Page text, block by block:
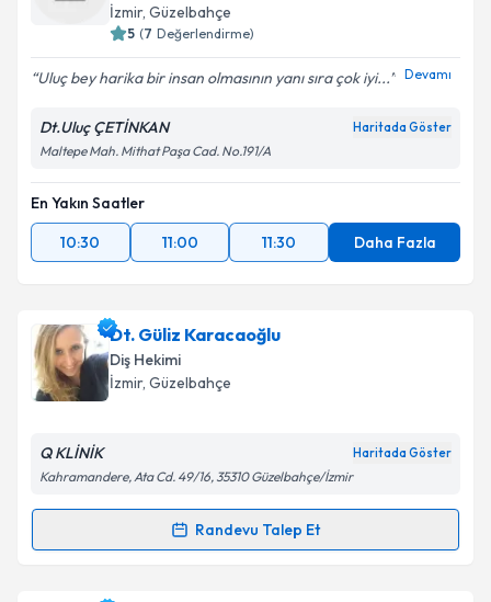
İzmir, Güzelbahçe
5 (7 Değerlendirme)
Uluç bey harika bir insan olmasının yanı sıra çok iyi... Devamı
Dt.Uluç ÇETİNKAN Haritada Göster
Maltepe Mah. Mithat Paşa Cad. No.191/A
En Yakın Saatler
10:30
11:00 11:30 Daha Fazla
Dt. Güliz Karacaoğlu
Diş Hekimi
İzmir, Güzelbahçe
Q KLİNİK Haritada Göster
Kahramandere, Ata Cd. 49/16, 35310 Güzelbahçe/İzmir
Randevu Talep Et
Randevu Takvimi Talebi